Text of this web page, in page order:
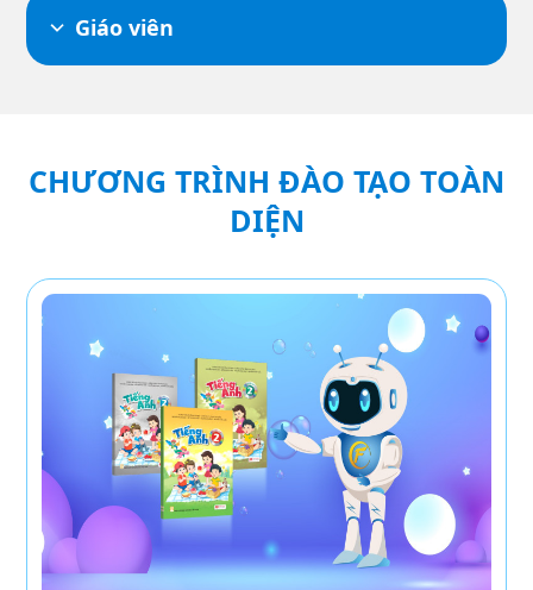
Giáo viên
CHƯƠNG TRÌNH ĐÀO TẠO TOÀN
DIỆN